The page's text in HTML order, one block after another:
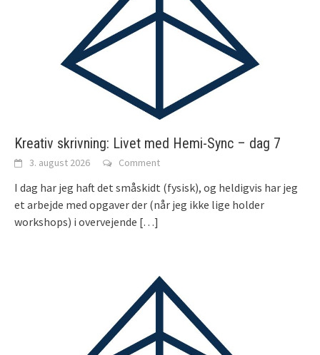
Kreativ skrivning: Livet med Hemi-Sync – dag 7
3. august 2026 Comment
I dag har jeg haft det småskidt (fysisk), og heldigvis har jeg
et arbejde med opgaver der (når jeg ikke lige holder
workshops) i overvejende […]